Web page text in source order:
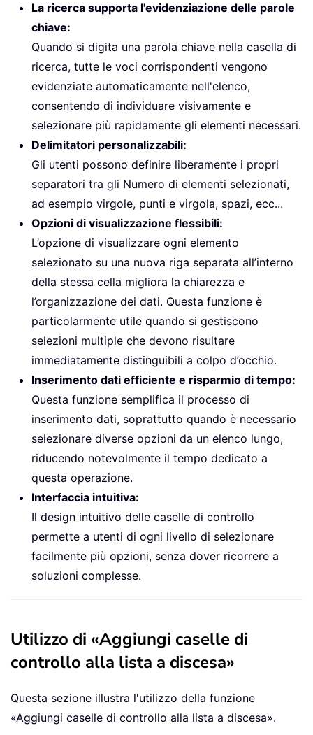
La ricerca supporta l'evidenziazione delle parole
chiave:
Quando si digita una parola chiave nella casella di
ricerca, tutte le voci corrispondenti vengono
evidenziate automaticamente nell'elenco,
consentendo di individuare visivamente e
selezionare più rapidamente gli elementi necessari.
Delimitatori personalizzabili:
Gli utenti possono definire liberamente i propri
separatori tra gli Numero di elementi selezionati,
ad esempio virgole, punti e virgola, spazi, ecc...
Opzioni di visualizzazione flessibili:
L’opzione di visualizzare ogni elemento
selezionato su una nuova riga separata all’interno
della stessa cella migliora la chiarezza e
l’organizzazione dei dati. Questa funzione è
particolarmente utile quando si gestiscono
selezioni multiple che devono risultare
immediatamente distinguibili a colpo d’occhio.
Inserimento dati efficiente e risparmio di tempo:
Questa funzione semplifica il processo di
inserimento dati, soprattutto quando è necessario
selezionare diverse opzioni da un elenco lungo,
riducendo notevolmente il tempo dedicato a
questa operazione.
Interfaccia intuitiva:
Il design intuitivo delle caselle di controllo
permette a utenti di ogni livello di selezionare
facilmente più opzioni, senza dover ricorrere a
soluzioni complesse.
Utilizzo di «Aggiungi caselle di
controllo alla lista a discesa»
Questa sezione illustra l'utilizzo della funzione
«Aggiungi caselle di controllo alla lista a discesa».